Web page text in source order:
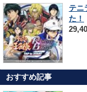
テニ
た！
おすすめ記事